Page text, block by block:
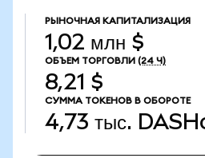
РЫНОЧНАЯ КАПИТАЛИЗАЦИЯ
1,02 млн $
ОБЪЕМ ТОРГОВЛИ (24 Ч)
8,21 $
СУММА ТОКЕНОВ В ОБОРОТЕ
4,73 тыс.